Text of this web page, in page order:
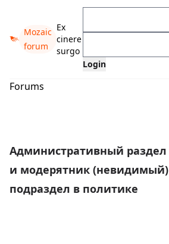
Mozaic
forum
Ex
cinere
surgo
Forums
Административный раздел
и модерятник (невидимый)
подраздел в политике